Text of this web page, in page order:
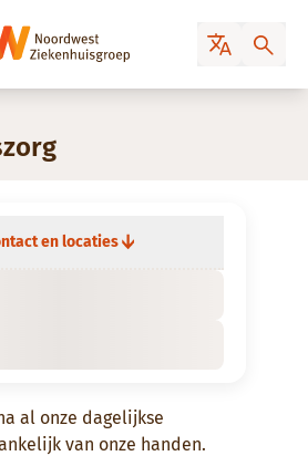
en locaties
al onze dagelijkse
van onze handen.